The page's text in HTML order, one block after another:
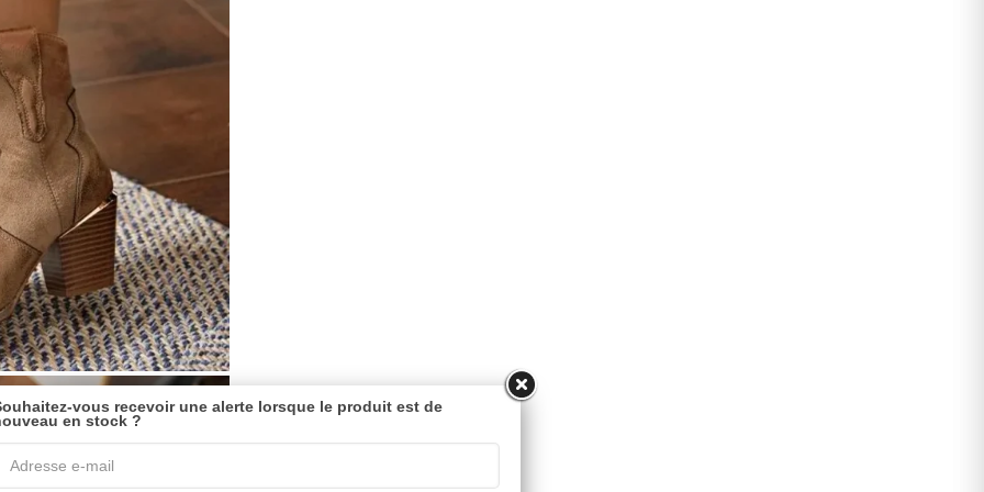
vous recevoir une alerte lorsque le produit est de
en stock ?